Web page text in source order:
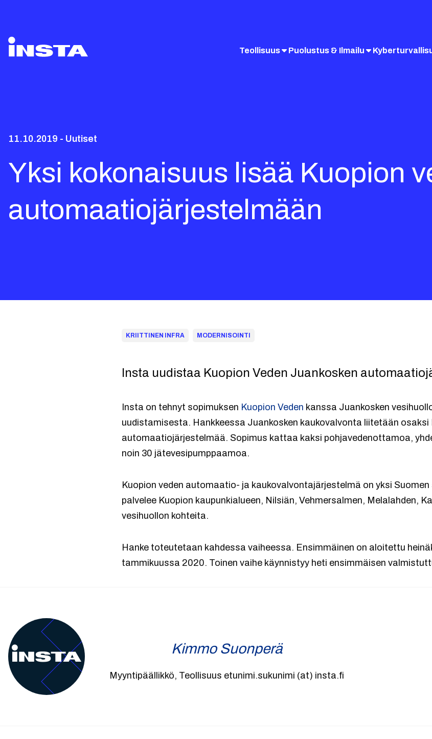
Teollisuus Puolustus & Ilmailu
11.10.2019 - Uutiset
Yksi kokonaisuus lisää Kuopion
automaatiojärjestelmään
KRIITTINEN INFRA MODERNISOINTI
Insta uudistaa Kuopion Veden Juankosken
Insta on tehnyt sopimuksen Kuopion Veden kanssa Juankosken
uudistamisesta. Hankkeessa Juankosken kaukovalvonta liitetään osaksi
automaatiojärjestelmää. Sopimus kattaa kaksi pohjavedenottamoa,
noin 30 jätevesipumppaamoa.
Kuopion veden automaatio- ja kaukovalvontajärjestelmä on yksi
palvelee Kuopion kaupunkialueen, Nilsiän, Vehmersalmen, Melalahden,
vesihuollon kohteita.
Hanke toteutetaan kahdessa vaiheessa. Ensimmäinen on aloitettu
tammikuussa 2020. Toinen vaihe käynnistyy heti ensimmäisen
Kimmo Suonperä
Myyntipäällikkö, Teollisuus etunimi.sukunimi (at) insta.fi